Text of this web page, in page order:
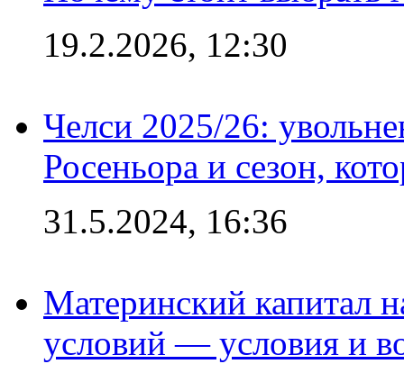
19.2.2026, 12:30
Челси 2025/26:
Росеньора и сезон,
31.5.2024, 16:36
Материнский капитал
условий — условия и